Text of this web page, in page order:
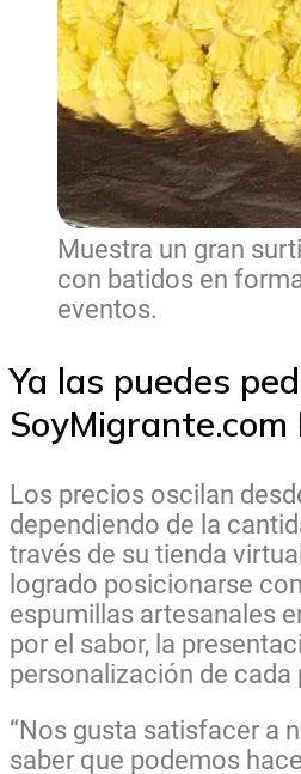
Muestra un gran
con batidos en
eventos.
Ya las puedes
SoyMigrante.com
Los precios oscilan
dependiendo de la
través de su tienda
logrado posicionarse
espumillas artesanales
por el sabor, la
personalización de cada
“Nos gusta satisfacer a
saber que podemos